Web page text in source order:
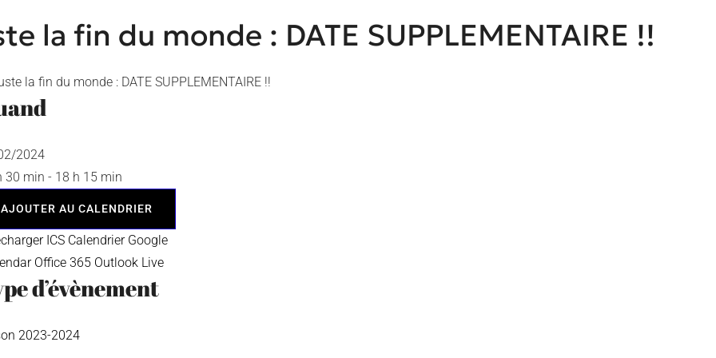
la fin du monde : DATE SUPPLEMENTAIRE !!
2024
30 min - 18 h 15 min
AJOUTER AU CALENDRIER
ICS Calendrier Google
Office 365 Outlook Live
d’évènement
2023-2024